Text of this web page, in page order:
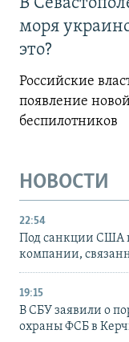
В
моря
это?
Российские
появление
беспилотников
НОВОСТИ
22:54
Под санкции США
компании,
19:15
В СБУ заявили о
охраны ФСБ в